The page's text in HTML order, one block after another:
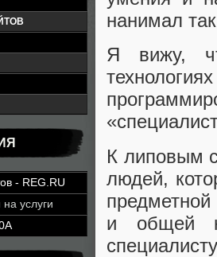
- REG.RU
услуги
нанимал
Я вижу,
К липовым
людей,
и общей